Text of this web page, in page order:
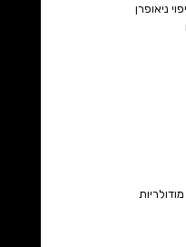
ניאופרן